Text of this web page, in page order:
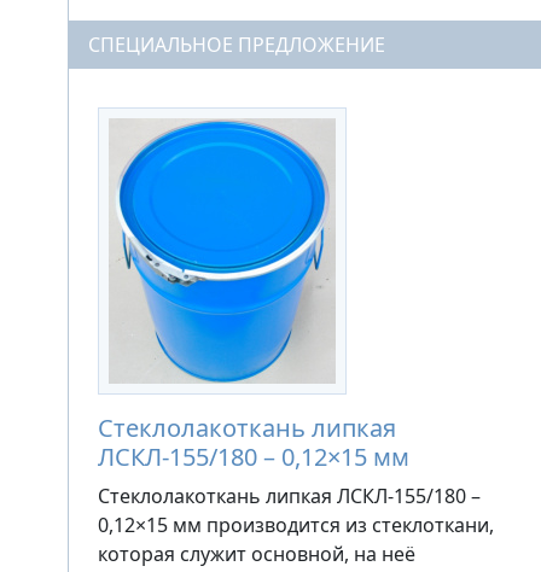
СПЕЦИАЛЬНОЕ ПРЕДЛОЖЕНИЕ
Стеклолакоткань липкая
ЛСКЛ-155/180 – 0,12×15 мм
Стеклолакоткань липкая ЛСКЛ-155/180 –
0,12×15 мм производится из стеклоткани,
которая служит основной, на неё